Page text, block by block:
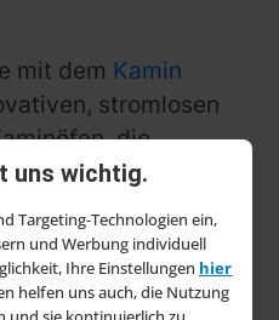
uns wichtig.
Targeting-Technologien ein,
und Werbung individuell
Ihre Einstellungen hier
helfen uns auch, die Nutzung
mit dem Kamin
stromlosen
die
drastisch
dem weltweit
freien Tunnelofen